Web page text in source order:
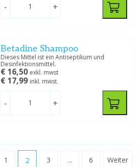
- +
Betadine Shampoo
Dieses Mittel ist ein Antiseptikum und
Desinfektionsmittel.
€ 16,50 exkl. mwst
€ 17,99 inkl. mwst.
- +
1 2 3 ... 6 Weiter